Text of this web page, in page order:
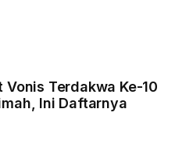
Vonis Terdakwa Ke-10
Ini Daftarnya